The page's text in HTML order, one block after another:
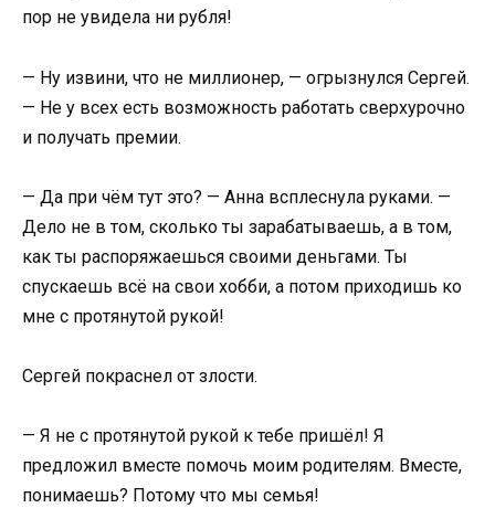
пор не увидела ни рубля!
— Ну извини, что не миллионер, — огрызнулся Сергей.
— Не у всех есть возможность работать сверхурочно
и получать премии.
— Да при чём тут это? — Анна всплеснула руками. —
Дело не в том, сколько ты зарабатываешь, а в том,
как ты распоряжаешься своими деньгами. Ты
спускаешь всё на свои хобби, а потом приходишь ко
мне с протянутой рукой!
Сергей покраснел от злости.
— Я не с протянутой рукой к тебе пришёл! Я
предложил вместе помочь моим родителям. Вместе,
понимаешь? Потому что мы семья!